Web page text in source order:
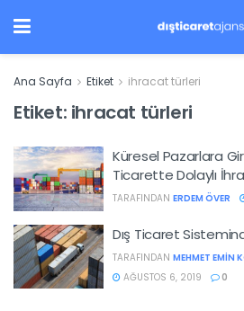
Ana Sayfa Etiket ihracat türleri
Etiket: ihracat türleri
Küresel Pazarlara
Ticarette Dolaylı
TARAFINDAN ERDEM ÖVER
Dış Ticaret
TARAFINDAN MEHMET EMIN
AĞUSTOS 6, 2019
0